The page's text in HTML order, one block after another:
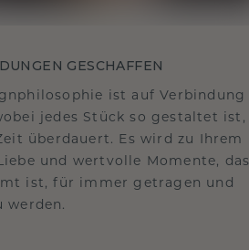
GESCHAFFEN
ist auf Verbindung
jedes Stück so gestaltet ist,
überdauert. Es wird zu Ihrem
und wertvolle Momente, das
ist, für immer getragen und
werden.